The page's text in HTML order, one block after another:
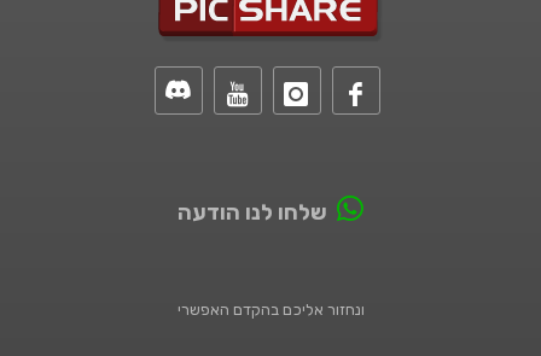
שלחו לנו הודעה
ונחזור אליכם בהקדם האפשרי